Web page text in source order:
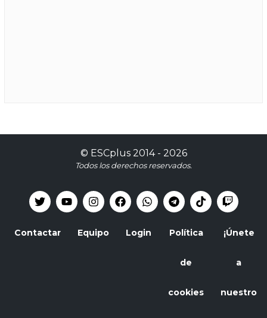
© ESCplus2014 - 2026
Todos los derechos reservados.
Contactar Equipo Login Política
de
cookies
¡Únete
a
nuestro